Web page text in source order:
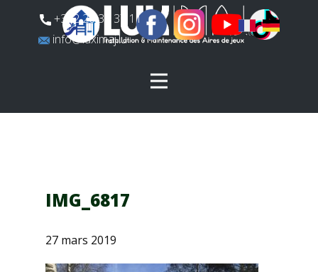
​+352 26 31 37 11
​info@luximaj.lu
IMG_6817
27 mars 2019